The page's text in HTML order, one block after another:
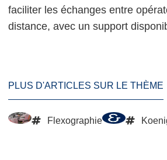
faciliter les échanges entre
distance, avec un support
PLUS D'ARTICLES SUR LE THÈME
Flexographie